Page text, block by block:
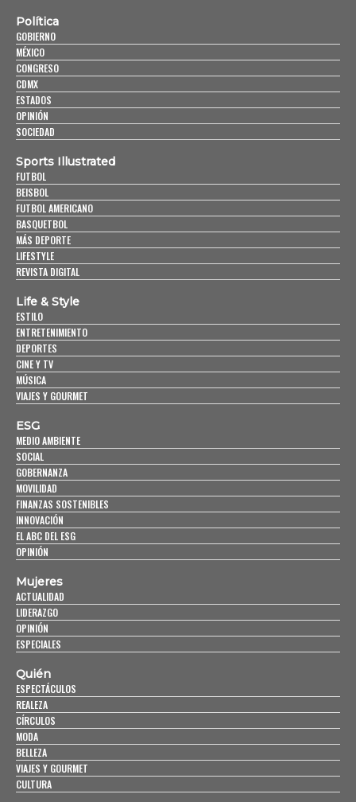
Política
GOBIERNO
MÉXICO
CONGRESO
CDMX
ESTADOS
OPINIÓN
SOCIEDAD
Sports Illustrated
FUTBOL
BEISBOL
FUTBOL AMERICANO
BASQUETBOL
MÁS DEPORTE
LIFESTYLE
REVISTA DIGITAL
Life & Style
ESTILO
ENTRETENIMIENTO
DEPORTES
CINE Y TV
MÚSICA
VIAJES Y GOURMET
ESG
MEDIO AMBIENTE
SOCIAL
GOBERNANZA
MOVILIDAD
FINANZAS SOSTENIBLES
INNOVACIÓN
EL ABC DEL ESG
OPINIÓN
Mujeres
ACTUALIDAD
LIDERAZGO
OPINIÓN
ESPECIALES
Quién
ESPECTÁCULOS
REALEZA
CÍRCULOS
MODA
BELLEZA
VIAJES Y GOURMET
CULTURA